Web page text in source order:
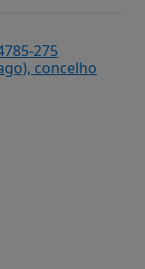
275
concelho